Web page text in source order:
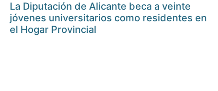
La Diputación de Alicante beca a veinte
jóvenes universitarios como residentes en
el Hogar Provincial